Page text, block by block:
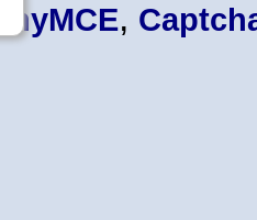
TinyMCE,